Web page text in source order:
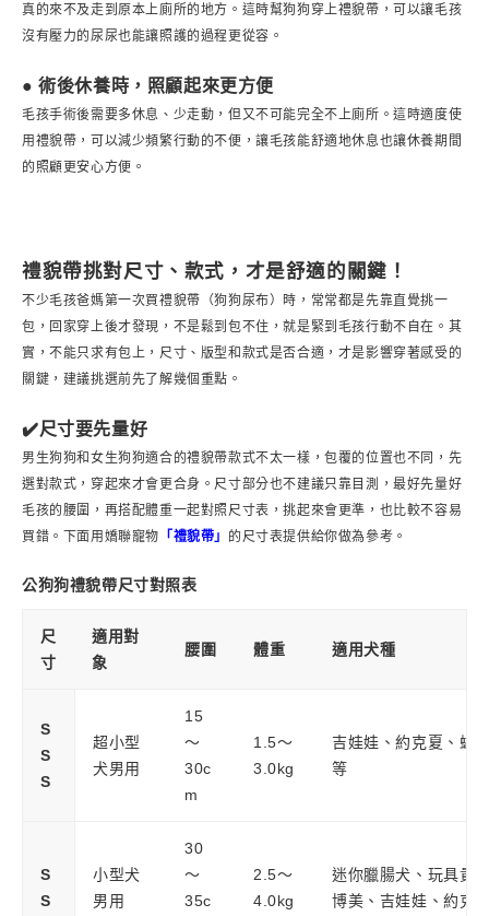
真的來不及走到原本上廁所的地方。這時幫狗狗穿上禮貌帶，可以讓毛孩
沒有壓力的尿尿也能讓照護的過程更從容。
● 術後休養時，照顧起來更方便
毛孩手術後需要多休息、少走動，但又不可能完全不上廁所。這時適度使
用禮貌帶，可以減少頻繁行動的不便，讓毛孩能舒適地休息也讓休養期間
的照顧更安心方便。
禮貌帶挑對尺寸、款式，才是舒適的關鍵！
不少毛孩爸媽第一次買禮貌帶（狗狗尿布）時，常常都是先靠直覺挑一
包，回家穿上後才發現，不是鬆到包不住，就是緊到毛孩行動不自在。其
實，不能只求有包上，尺寸、版型和款式是否合適，才是影響穿著感受的
關鍵，建議挑選前先了解幾個重點。
✔️尺寸要先量好
男生狗狗和女生狗狗適合的禮貌帶款式不太一樣，包覆的位置也不同，先
選對款式，穿起來才會更合身。尺寸部分也不建議只靠目測，最好先量好
毛孩的腰圍，再搭配體重一起對照尺寸表，挑起來會更準，也比較不容易
買錯。下面用嬌聯寵物 「禮貌帶」 的尺寸表提供給你做為參考。
公狗狗禮貌帶尺寸對照表
尺
寸
適用對
象
腰圍 體重 適用犬種
S
S
S
超小型
犬男用
15
～
30c
m
1.5～
3.0kg
吉娃娃、約克夏、蝴
等
S
S
小型犬
男用
30
～
35c
2.5～
4.0kg
迷你臘腸犬、玩具貴
博美、吉娃娃、約克